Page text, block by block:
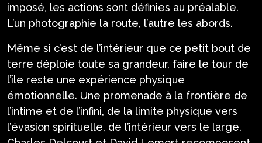
imposé, les actions sont définies au préalable.
L’un photographie la route, l’autre les abords.
Même si c’est de l’intérieur que ce petit bout de
terre déploie toute sa grandeur, faire le tour de
l’île reste une expérience physique
émotionnelle. Une promenade à la frontière de
l’intime et de l’infini, de la limite physique vers
l’évasion spirituelle, de l’intérieur vers le large.